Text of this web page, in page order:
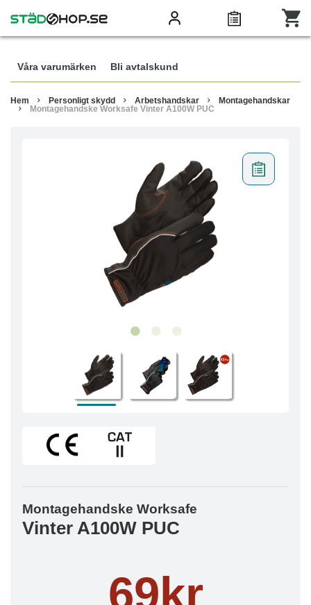
Våra varumärken Bli avtalskund
Hem Personligt skydd Arbetshandskar
Montagehandskar
Montagehandske Worksafe Vinter A100W PUC
Montagehandske Worksafe
Vinter A100W PUC
69kr